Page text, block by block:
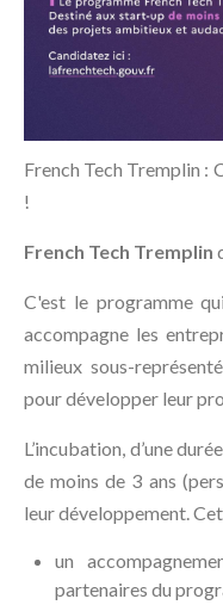
French Tech Tremplin :
!
French Tech Tremplin
C'est le programme
accompagne les
milieux sous-
pour développer leur
L’incubation, d’une
de moins de 3 ans
leur développement.
un
partenaires du